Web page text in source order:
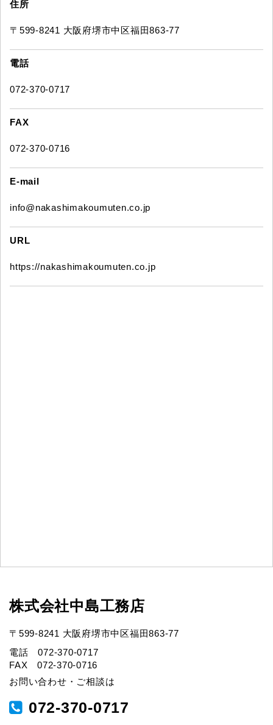
住所
〒599-8241 大阪府堺市中区福田863-77
電話
072-370-0717
FAX
072-370-0716
E-mail
info@nakashimakoumuten.co.jp
URL
https://nakashimakoumuten.co.jp
株式会社中島工務店
〒599-8241 大阪府堺市中区福田863-77
電話 072-370-0717
FAX 072-370-0716
お問い合わせ・ご相談は
072-370-0717